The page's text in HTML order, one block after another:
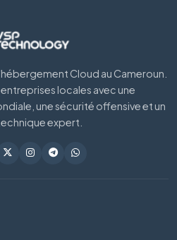
Cloud au Cameroun.
locales avec une
une sécurité offensive et un
expert.